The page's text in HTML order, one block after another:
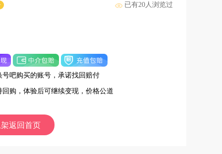
已有20人浏览过
号吧购买的账号，承诺找回赔付
回购，体验后可继续变现，价格公道
返回首页